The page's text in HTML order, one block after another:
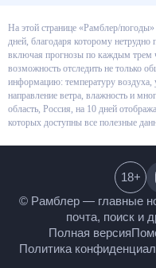
На этой странице «Рамблер/
Ершове на 10 дней, благодаря
климатические скачки,
«Рамблер/погода»
общие данные, но и очень
уровень давления,
многое другое. Погода в
дней отображается в виде
© Рамблер —
гороскопы, почта,
Полная версия
18+